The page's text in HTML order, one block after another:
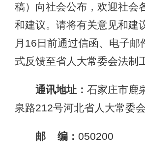
稿）向社会公布，欢迎社会
和建议。请将有关意见和建
月16日前通过信函、电子邮
式反馈至省人大常委会法制
通讯地址： 石家庄市鹿
泉路212号河北省人大常委
邮 编： 050200